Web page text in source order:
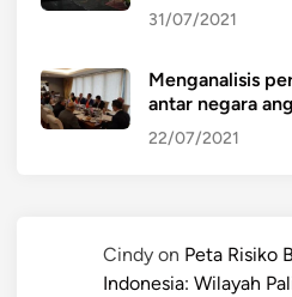
31/07/2021
Menganalisis
antar negara
22/07/2021
Cindy on Peta Risiko
Indonesia: Wilayah